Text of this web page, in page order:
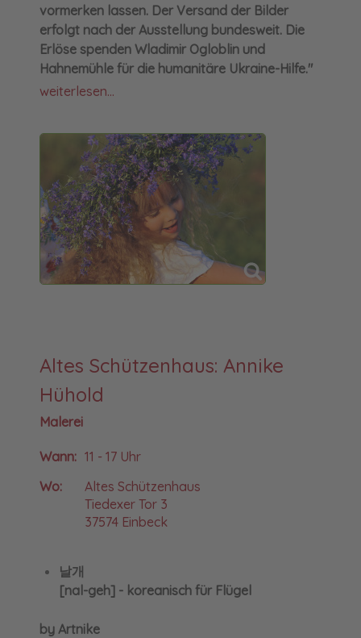
vormerken lassen. Der Versand der Bilder
erfolgt nach der Ausstellung bundesweit. Die
Erlöse spenden Wladimir Ogloblin und
Hahnemühle für die humanitäre Ukraine-Hilfe."
weiterlesen...
Altes Schützenhaus: Annike
Hühold
Malerei
Wann: 11 - 17 Uhr
Wo:
Altes Schützenhaus
Tiedexer Tor 3
37574 Einbeck
날개
[nal-geh] - koreanisch für Flügel
by Artnike